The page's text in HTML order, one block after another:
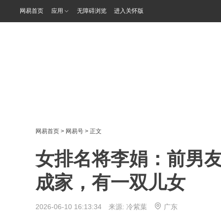
网易首页 应用 无障碍浏览 进入关怀版
网易首页 > 网易号 > 正文
女排名将李娟：前男
成家，有一双儿女
2026-06-10 16:13:34 来源: 冷紫葉 广东